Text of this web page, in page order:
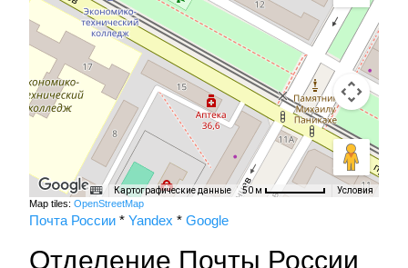
Картографические данные 50 м Условия
Map tiles: OpenStreetMap
Почта России * Yandex * Google
Отделение Почты России